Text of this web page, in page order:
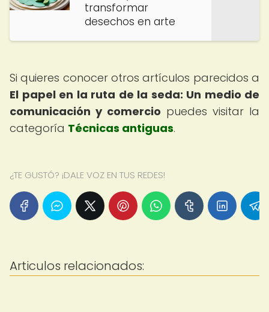
transformar
desechos en arte
Si quieres conocer otros artículos parecidos a
El papel en la ruta de la seda: Un medio de
comunicación y comercio puedes visitar la
categoría Técnicas antiguas.
¿TE GUSTÓ? ¡DALE VOZ EN TUS REDES!
Articulos relacionados: